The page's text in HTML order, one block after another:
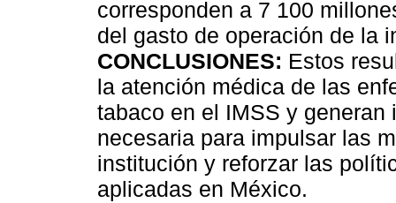
corresponden a 7 100
del gasto de operación de la
CONCLUSIONES: Estos
la atención médica de las
tabaco en el IMSS y
necesaria para impulsar las
institución y reforzar las
aplicadas en México.